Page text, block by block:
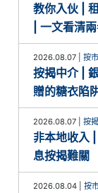
教你入伙 |
| 一文看清
2026.08.07 |按
按揭中介 |
贈的糖衣陷
2026.08.07 |按
非本地收入
息按揭難關
2026.08.04 |按